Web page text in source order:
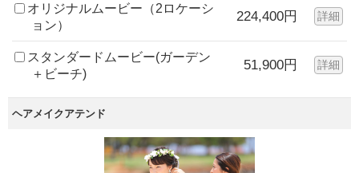
オリジナルムービー（2ロケーシ
ョン）
224,400円 詳細
スタンダードムービー(ガーデン
＋ビーチ)
51,900円 詳細
ヘアメイクアテンド